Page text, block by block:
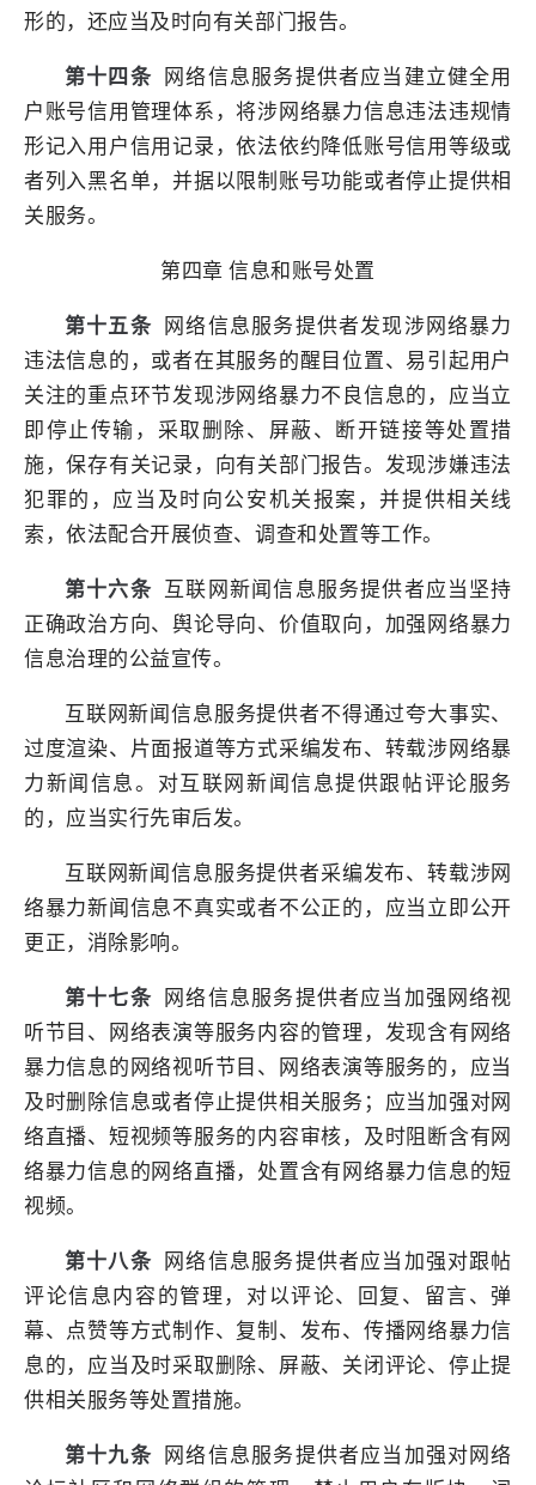
形的，还应当及时向有关部门报告。
第十四条网络信息服务提供者应当建立健全用
户账号信用管理体系，将涉网络暴力信息违法违规情
形记入用户信用记录，依法依约降低账号信用等级或
者列入黑名单，并据以限制账号功能或者停止提供相
关服务。
第四章 信息和账号处置
第十五条网络信息服务提供者发现涉网络暴力
违法信息的，或者在其服务的醒目位置、易引起用户
关注的重点环节发现涉网络暴力不良信息的，应当立
即停止传输，采取删除、屏蔽、断开链接等处置措
施，保存有关记录，向有关部门报告。发现涉嫌违法
犯罪的，应当及时向公安机关报案，并提供相关线
索，依法配合开展侦查、调查和处置等工作。
第十六条互联网新闻信息服务提供者应当坚持
正确政治方向、舆论导向、价值取向，加强网络暴力
信息治理的公益宣传。
互联网新闻信息服务提供者不得通过夸大事实、
过度渲染、片面报道等方式采编发布、转载涉网络暴
力新闻信息。对互联网新闻信息提供跟帖评论服务
的，应当实行先审后发。
互联网新闻信息服务提供者采编发布、转载涉网
络暴力新闻信息不真实或者不公正的，应当立即公开
更正，消除影响。
第十七条网络信息服务提供者应当加强网络视
听节目、网络表演等服务内容的管理，发现含有网络
暴力信息的网络视听节目、网络表演等服务的，应当
及时删除信息或者停止提供相关服务；应当加强对网
络直播、短视频等服务的内容审核，及时阻断含有网
络暴力信息的网络直播，处置含有网络暴力信息的短
视频。
第十八条网络信息服务提供者应当加强对跟帖
评论信息内容的管理，对以评论、回复、留言、弹
幕、点赞等方式制作、复制、发布、传播网络暴力信
息的，应当及时采取删除、屏蔽、关闭评论、停止提
供相关服务等处置措施。
第十九条网络信息服务提供者应当加强对网络